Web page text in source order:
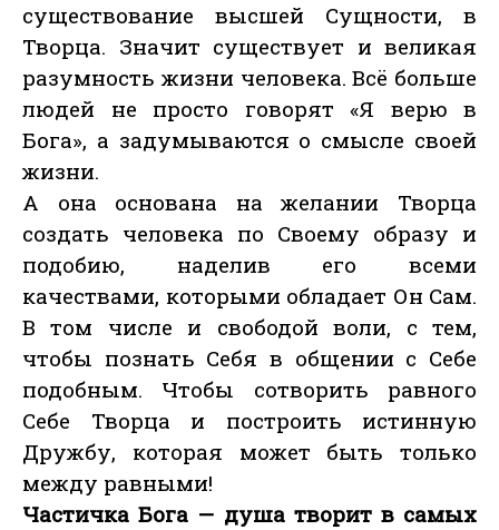
существование высшей Сущности, в
Творца. Значит существует и великая
разумность жизни человека. Всё больше
людей не просто говорят «Я верю в
Бога», а задумываются о смысле своей
жизни.
А она основана на желании Творца
создать человека по Своему образу и
подобию, наделив его всеми
качествами, которыми обладает Он Сам.
В том числе и свободой воли, с тем,
чтобы познать Себя в общении с Себе
подобным. Чтобы сотворить равного
Себе Творца и построить истинную
Дружбу, которая может быть только
между равными!
Частичка Бога — душа творит в самых